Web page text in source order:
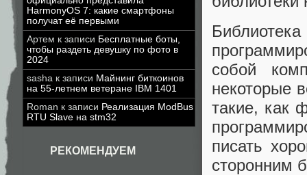
HarmonyOS 7: какие смартфоны
получат её первыми
Артем к записи Бесплатные боты,
чтобы раздеть девушку по фото в
2024
sasha к записи Майнинг биткоинов
на 55-летнем ветеране IBM 1401
Roman к записи Реализация ModBus
RTU Slave на stm32
РЕКОМЕНДУЕМ
собой
некоторые
такие, как
писать
сторонним